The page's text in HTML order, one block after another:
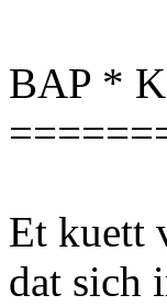
BAP *
Et kuett
dat sich